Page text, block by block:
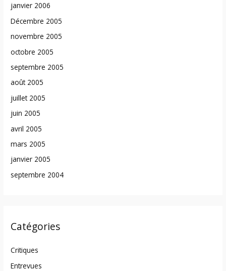
janvier 2006
Décembre 2005
novembre 2005
octobre 2005
septembre 2005
août 2005
juillet 2005
juin 2005
avril 2005
mars 2005
janvier 2005
septembre 2004
Catégories
Critiques
Entrevues